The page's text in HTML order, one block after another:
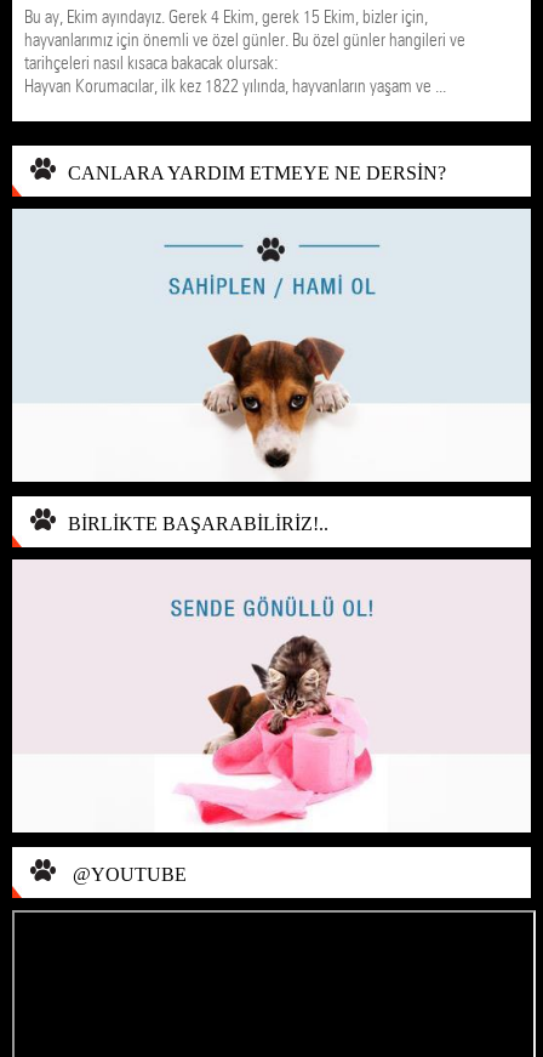
Bu ay, Ekim ayındayız. Gerek 4 Ekim, gerek 15 Ekim, bizler için,
hayvanlarımız için önemli ve özel günler. Bu özel günler hangileri ve
tarihçeleri nasıl kısaca bakacak olursak:
Hayvan Korumacılar, ilk kez 1822 yılında, hayvanların yaşam ve ...
CANLARA YARDIM ETMEYE NE DERSİN?
BİRLİKTE BAŞARABİLİRİZ!..
@YOUTUBE